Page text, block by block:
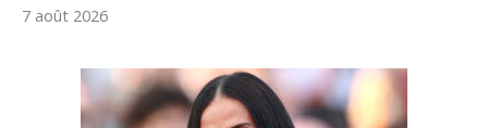
7 août 2026